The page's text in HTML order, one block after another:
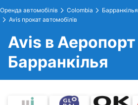
Оренда автомобілів Colombia Барранкілья
Avis прокат автомобілів
Avis в Аеропорт
Барранкілья